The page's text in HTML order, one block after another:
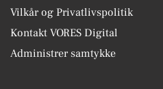
Vilkår og Privatlivspolitik
Kontakt VORES Digital
Administrer samtykke